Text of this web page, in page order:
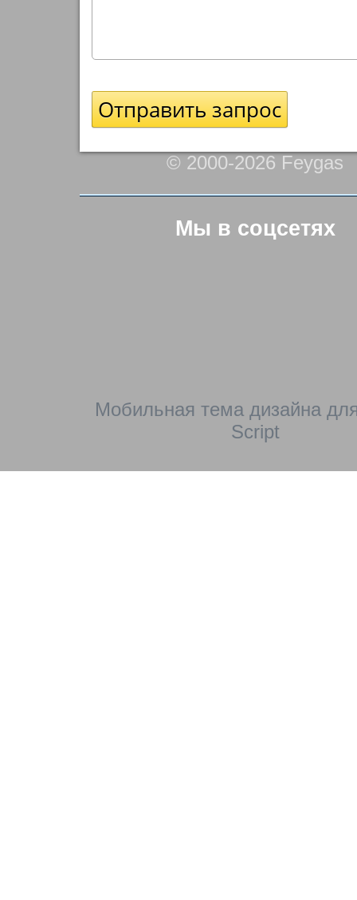
© 2000-2026 Feygas
Мы в соцсетях
Мобильная тема дизайна
Script